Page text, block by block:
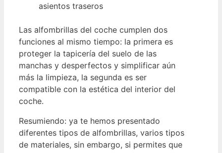
asientos traseros
Las alfombrillas del coche cumplen dos
funciones al mismo tiempo: la primera es
proteger la tapicería del suelo de las
manchas y desperfectos y simplificar aún
más la limpieza, la segunda es ser
compatible con la estética del interior del
coche.
Resumiendo: ya te hemos presentado
diferentes tipos de alfombrillas, varios tipos
de materiales, sin embargo, si permites que